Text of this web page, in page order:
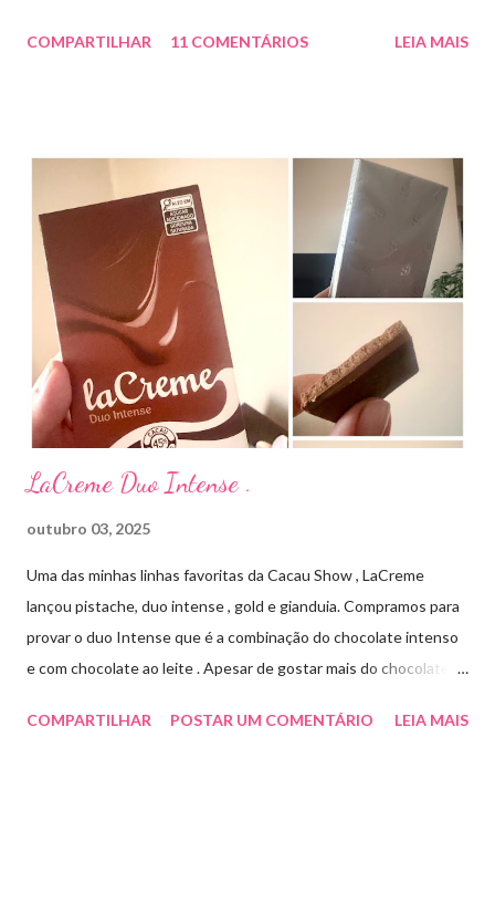
uma consulta com o dermatologista) O Ilosone é um antibiótico
aplico sobre a acne ( geralmente uso a noite). Informação do
produto: ILOSONE TÓPICO SOLUÇÃO (eritromicina) é um
antibiótico de amplo espectro produzido por uma cepa de
Streptomyces erythraeus. É básico e forma rapidamente sais
com os ácidos. Forma farmacêutica e Apresentação ILOSONE
TÓPICO SOLUÇÃO é apresentado sob a forma líquida em
frascos de 120 ml. USO PEDIÁTRICO E ADULTO. Composição
Cada ml contém: Eritromicina base 20 mg Excipientes q.s....
COMPARTILHAR 11 COMENTÁRIOS LEIA MAIS
LaCreme Duo Intense .
outubro 03, 2025
Uma das minhas linhas favoritas da Cacau Show , LaCreme
lançou pistache, duo intense , gold e gianduia. Compramos para
provar o duo Intense que é a combinação do chocolate intenso
e com chocolate ao leite . Apesar de gostar mais do chocolate
medida certa ( tem sabor e cremosidade ). Preço R$19,99 .
COMPARTILHAR POSTAR UM COMENTÁRIO LEIA MAIS